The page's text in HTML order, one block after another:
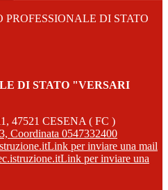
PROFESSIONALE DI STATO
DI STATO "VERSARI
47521 CESENA ( FC )
Coordinata 0547332400
Link per inviare una mail
Link per inviare una